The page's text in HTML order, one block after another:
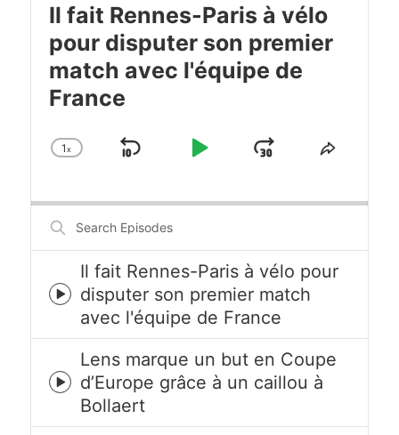
Il fait Rennes-Paris à vélo
pour disputer son premier
match avec l'équipe de
France
Change
1x
Skip
Play
JumpShare
Search
Episodes
Episode
play
icon
Il fait Rennes-Paris à vélo pour
disputer son premier match
avec l'équipe de France
Episode
play
icon
Lens marque un but en Coupe
d’Europe grâce à un caillou à
Bollaert